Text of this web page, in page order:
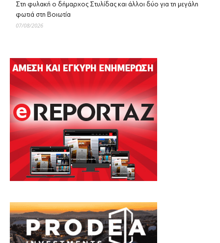
Στη φυλακή ο δήμαρχος Στυλίδας και άλλοι δύο για τη μεγάλη
φωτιά στη Βοιωτία
07/08/2026